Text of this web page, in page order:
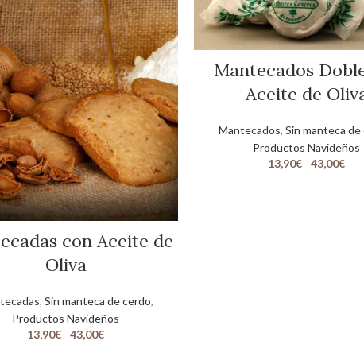
con Aceite de
Oliva
, Sin manteca de cerdo,
Productos Navideños
13,90€ - 43,00€
Mantecados
Aceite de
Mantecados, Sin manteca
Productos Navideños
13,90€ - 43,00€